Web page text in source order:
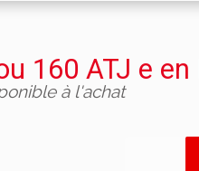
160 ATJ e en
à l'achat